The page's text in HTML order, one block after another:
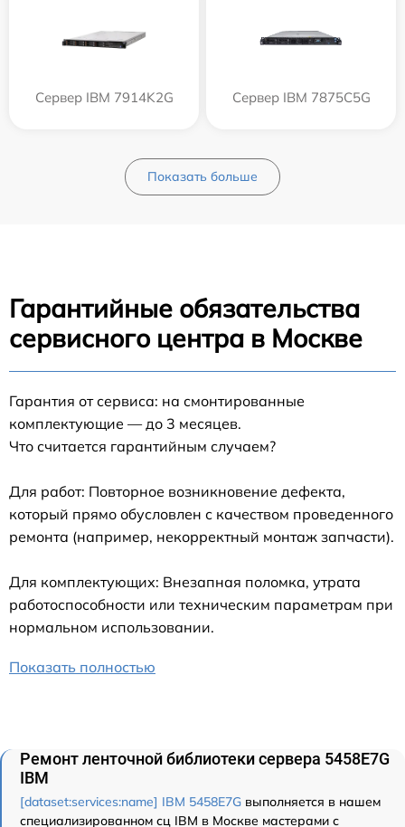
Сервер IBM 7914K2G Сервер IBM 7875C5G
Показать больше
Гарантийные обязательства
сервисного центра в Москве
Гарантия от сервиса: на смонтированные
комплектующие — до 3 месяцев.
Что считается гарантийным случаем?
Для работ: Повторное возникновение дефекта,
который прямо обусловлен с качеством проведенного
ремонта (например, некорректный монтаж запчасти).
Для комплектующих: Внезапная поломка, утрата
работоспособности или техническим параметрам при
нормальном использовании.
Показать полностью
Ремонт ленточной библиотеки сервера 5458E7G
IBM
[dataset:services:name] IBM 5458E7G выполняется в нашем
специализированном сц IBM в Москве мастерами с